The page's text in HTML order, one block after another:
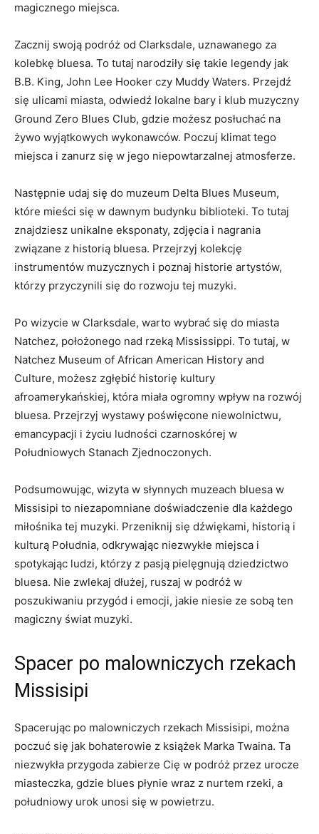
magicznego miejsca.
Zacznij swoją podróż od Clarksdale, uznawanego za
kolebkę bluesa. To tutaj narodziły się takie legendy jak
B.B. King, John Lee Hooker czy Muddy Waters. Przejdź
się ulicami miasta, odwiedź lokalne bary i klub muzyczny
Ground Zero Blues Club, gdzie możesz posłuchać na
żywo wyjątkowych wykonawców. Poczuj klimat tego
miejsca i zanurz się w jego niepowtarzalnej atmosferze.
Następnie udaj się do muzeum Delta Blues Museum,
które mieści się w dawnym budynku biblioteki. To tutaj
znajdziesz unikalne eksponaty, zdjęcia i nagrania
związane z historią bluesa. Przejrzyj kolekcję
instrumentów muzycznych i poznaj historie artystów,
którzy przyczynili się do rozwoju tej muzyki.
Po wizycie w Clarksdale, warto wybrać się do miasta
Natchez, położonego nad rzeką Mississippi. To tutaj, w
Natchez Museum of African American History and
Culture, możesz zgłębić historię kultury
afroamerykańskiej, która miała ogromny wpływ na rozwój
bluesa. Przejrzyj wystawy poświęcone niewolnictwu,
emancypacji i życiu ludności czarnoskórej w
Południowych Stanach Zjednoczonych.
Podsumowując, wizyta w słynnych muzeach bluesa w
Missisipi to niezapomniane doświadczenie dla każdego
miłośnika tej muzyki. Przeniknij się dźwiękami, historią i
kulturą Południa, odkrywając niezwykłe miejsca i
spotykając ludzi, którzy z pasją pielęgnują dziedzictwo
bluesa. Nie zwlekaj dłużej, ruszaj w podróż w
poszukiwaniu przygód i emocji, jakie niesie ze sobą ten
magiczny świat muzyki.
Spacer po malowniczych rzekach
Missisipi
Spacerując po malowniczych rzekach Missisipi, można
poczuć się jak bohaterowie z książek Marka Twaina. Ta
niezwykła przygoda zabierze Cię w podróż przez urocze
miasteczka, gdzie blues płynie wraz z nurtem rzeki, a
południowy urok unosi się w powietrzu.